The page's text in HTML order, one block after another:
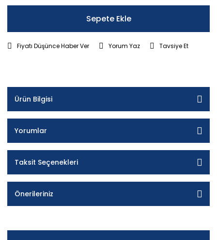
Sepete Ekle
Fiyatı Düşünce Haber Ver Yorum Yaz Tavsiye Et
Ürün Bilgisi
Yorumlar
Taksit Seçenekleri
Önerileriniz